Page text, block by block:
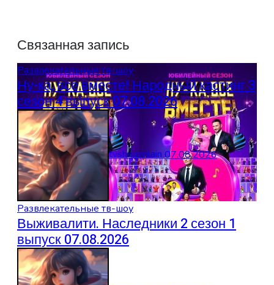
Связанная запись
Развлекательные тв-шоу
Ну-ка, все вместе! Народный кастинг 3
сезон 4 выпуск 07.08.2026
tvshouonlain07.08.2026
Развлекательные тв-шоу
Выживалити. Наследники 2 сезон 1
выпуск 07.08.2026